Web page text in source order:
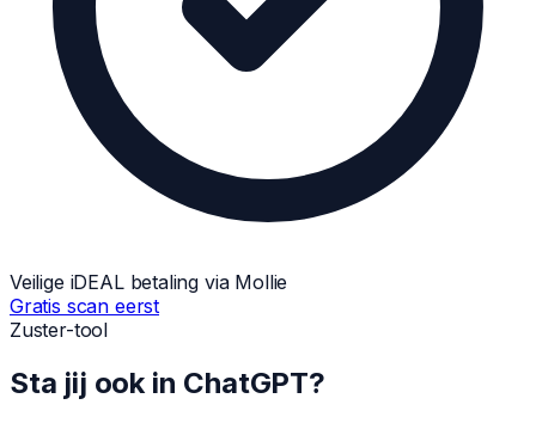
Veilige iDEAL betaling via Mollie
Gratis scan eerst
Zuster-tool
Sta jij ook in ChatGPT?